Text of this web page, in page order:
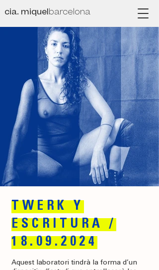
cia. miquelbarcelona
TWERK Y
ESCRITURA /
18.09.2024
Aquest laboratori tindrà la forma d’un